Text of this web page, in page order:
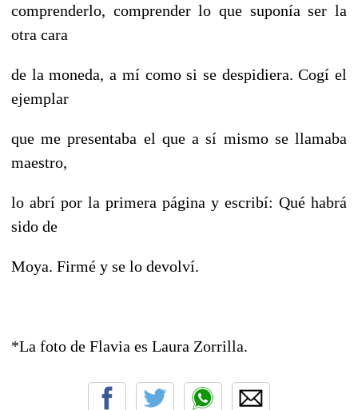
comprenderlo, comprender lo que suponía ser la
otra cara
de la moneda, a mí como si se despidiera. Cogí el
ejemplar
que me presentaba el que a sí mismo se llamaba
maestro,
lo abrí por la primera página y escribí: Qué habrá
sido de
Moya. Firmé y se lo devolví.
*La foto de Flavia es Laura Zorrilla.